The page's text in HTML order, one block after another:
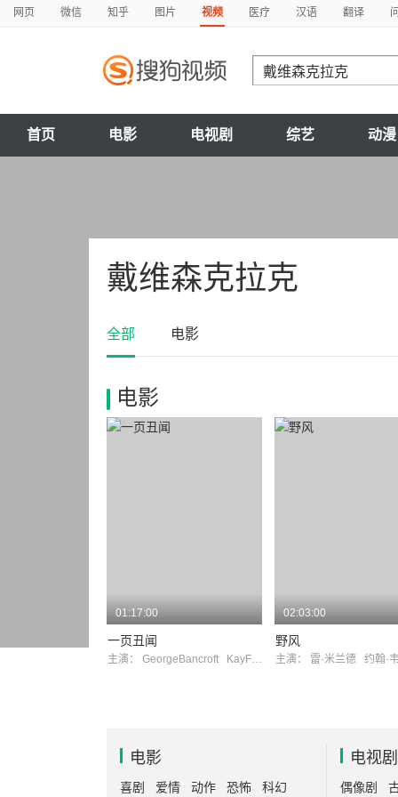
网页 微信 知乎 图片 视频 医疗 汉语 翻译
首页 电影 电视剧 综艺 动漫
戴维森克拉克
全部 电影
电影
01:17:00
一页丑闻
主演： GeorgeBancroft KayFrancis
02:03:00
野风
主演： 雷·米兰德 约翰·
电影
喜剧 爱情 动作 恐怖 科幻
电视剧
偶像剧